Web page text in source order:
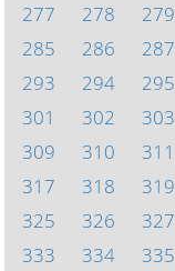
277
278 279
285
286 287
293
294 295
301
302 303
309
310 311
317
318 319
325
326 327
333
334 335